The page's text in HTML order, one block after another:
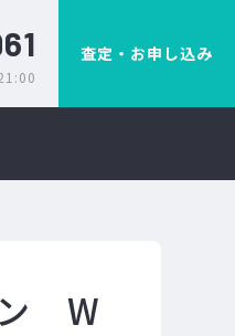
査定・お申し込み
W